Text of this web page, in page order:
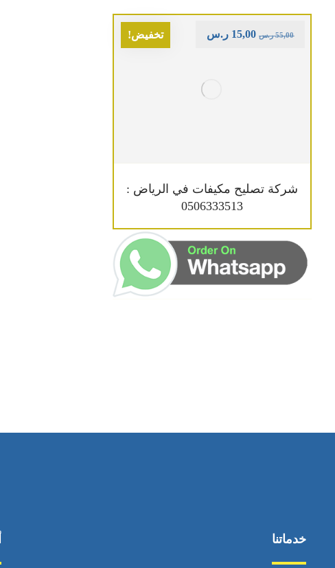
تخفيض!
شركة تصليح مكيفات في الرياض :
0506333513
55,00 ر.س 15,00 ر.س
خدماتنا